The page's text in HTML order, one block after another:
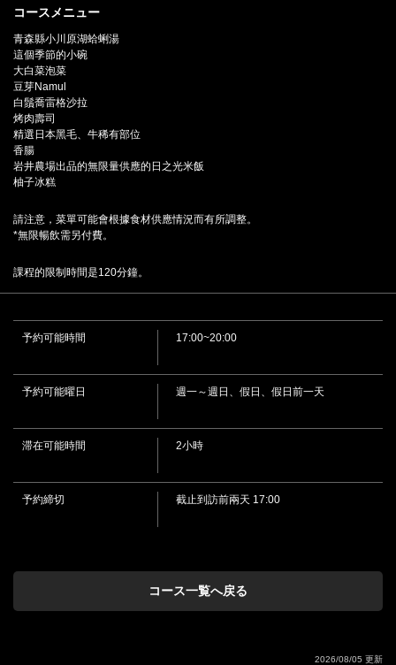
コースメニュー
青森縣小川原湖蛤蜊湯
這個季節的小碗
大白菜泡菜
豆芽Namul
白鬚喬雷格沙拉
烤肉壽司
精選日本黑毛、牛稀有部位
香腸
岩井農場出品的無限量供應的日之光米飯
柚子冰糕
請注意，菜單可能會根據食材供應情況而有所調整。
*無限暢飲需另付費。
課程的限制時間是120分鐘。
予約可能時間 17:00~20:00
予約可能曜日 週一～週日、假日、假日前一天
滞在可能時間 2小時
予約締切 截止到訪前兩天 17:00
コース一覧へ戻る
2026/08/05 更新
この店舗情報をシェアする
我們最受歡迎的「宴會 - 日本黑毛和牛套餐」包含一盤稀有
部位和 10 道菜，售價 6,500 日元。 | 炭火焼肉 炎家
お店情報をコピー